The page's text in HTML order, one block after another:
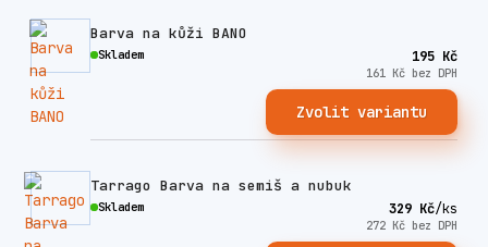
Barva na kůži BANO
195 Kč
161 Kč bez DPH
Skladem
Zvolit variantu
Tarrago Barva na semiš a nubuk
329 Kč/ks
272 Kč bez DPH
Skladem